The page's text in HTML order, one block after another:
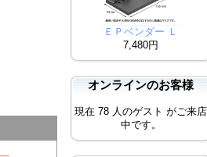
ＥＰベンダー Ｌ
7,480円
オンラインのお客様
現在 78 人のゲスト がご来店
中です。